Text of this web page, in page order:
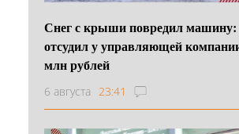
Снег с крыши повредил машину:
отсудил у управляющей
млн рублей
6 августа 23:41